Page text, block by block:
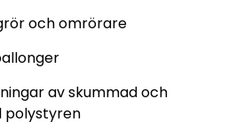
och omrörare
av skummad och
polystyren